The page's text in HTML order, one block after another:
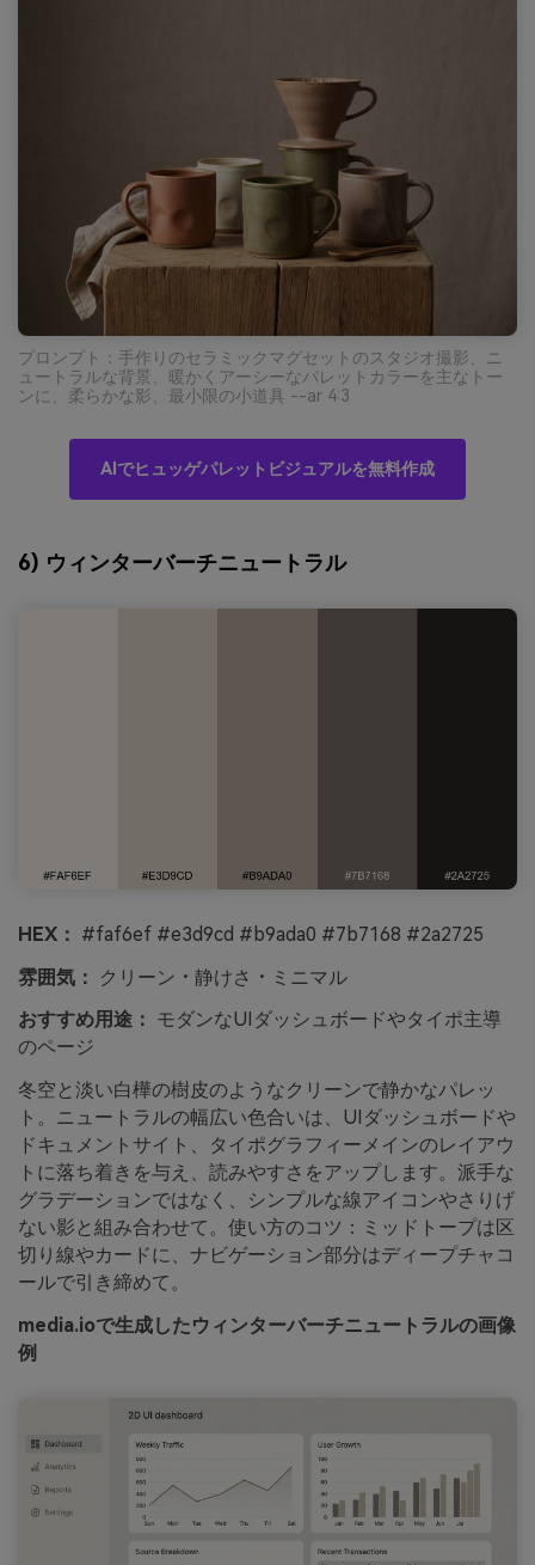
プロンプト：手作りのセラミックマグセットのスタジオ撮影、ニ
ュートラルな背景、暖かくアーシーなパレットカラーを主なトー
ンに、柔らかな影、最小限の小道具 --ar 4:3
AIでヒュッゲパレットビジュアルを無料作成
6) ウィンターバーチニュートラル
HEX： #faf6ef #e3d9cd #b9ada0 #7b7168 #2a2725
雰囲気：
クリーン・静けさ・ミニマル
おすすめ用途： モダンなUIダッシュボードやタイポ主導
のページ
冬空と淡い白樺の樹皮のようなクリーンで静かなパレッ
ト。ニュートラルの幅広い色合いは、UIダッシュボードや
ドキュメントサイト、タイポグラフィーメインのレイアウ
トに落ち着きを与え、読みやすさをアップします。派手な
グラデーションではなく、シンプルな線アイコンやさりげ
ない影と組み合わせて。使い方のコツ：ミッドトープは区
切り線やカードに、ナビゲーション部分はディープチャコ
ールで引き締めて。
media.ioで生成したウィンターバーチニュートラルの画像
例